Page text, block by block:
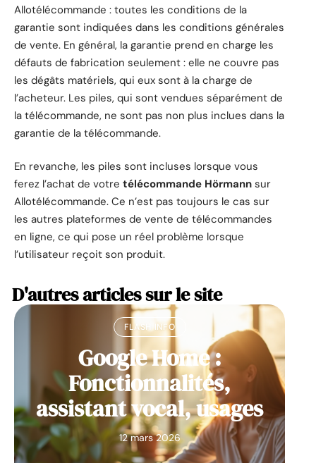
Allotélécommande : toutes les conditions de la
garantie sont indiquées dans les conditions générales
de vente. En général, la garantie prend en charge les
défauts de fabrication seulement : elle ne couvre pas
les dégâts matériels, qui eux sont à la charge de
l’acheteur. Les piles, qui sont vendues séparément de
la télécommande, ne sont pas non plus inclues dans la
garantie de la télécommande.
En revanche, les piles sont incluses lorsque vous
ferez l’achat de votre télécommande Hörmann sur
Allotélécommande. Ce n’est pas toujours le cas sur
les autres plateformes de vente de télécommandes
en ligne, ce qui pose un réel problème lorsque
l’utilisateur reçoit son produit.
D'autres articles sur le site
FLASH INFO
Google Home :
Fonctionnalités,
assistant vocal, usages
12 mars 2026